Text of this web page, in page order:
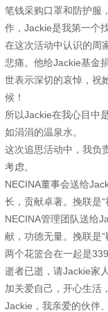
笔钱采购口罩和防护服
作，Jackie是我第一个
在这次活动中认识的周
悲痛。他给Jackie基金
世表示深切的哀悼，祝
候！
所以Jackie在我心目中
如涓涓的温泉水。
这次追思活动中，我负
考虑。
NECINA董事会送给
长，贡献卓著。挽联是“
NECINA管理团队送给
献，功德无量。挽联是“
两个花篮合在一起是
逝者已逝，请Jackie家
加关爱自己，开心生活
Jackie，我亲爱的伙伴